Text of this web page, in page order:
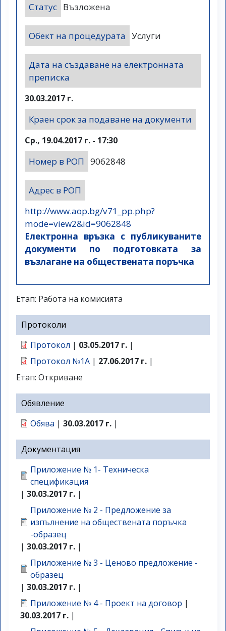
Статус Възложена
Обект на процедурата Услуги
Дата на създаване на електронната
преписка
30.03.2017 г.
Краен срок за подаване на документи
Ср., 19.04.2017 г. - 17:30
Номер в РОП 9062848
Адрес в РОП
http://www.aop.bg/v71_pp.php?
mode=view2&id=9062848
Електронна връзка с публикуваните
документи по подготовката за
възлагане на обществената поръчка
Етап: Работа на комисията
Протоколи
Протокол | 03.05.2017 г. |
Протокол №1А | 27.06.2017 г. |
Етап: Откриване
Обявление
Обява | 30.03.2017 г. |
Документация
Приложение № 1- Техническа
спецификация
| 30.03.2017 г. |
Приложение № 2 - Предложение за
изпълнение на обществената поръчка
-образец
| 30.03.2017 г. |
Приложение № 3 - Ценово предложение -
образец
| 30.03.2017 г. |
Приложение № 4 - Проект на договор |
30.03.2017 г. |